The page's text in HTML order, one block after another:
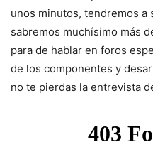
unos minutos, tendremos a
sabremos muchísimo más
para de hablar en foros
de los componentes y
no te pierdas la entrevista